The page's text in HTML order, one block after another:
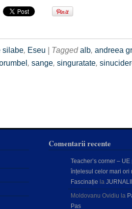
silabe, Eseu | Taggedalb, andreea
, sange, singuratate,
Comentarii recente
Teacher’s corner – UE
înțelesul celor mari ori
Fascinație la
Moldovanu Ovidiu la
Pas